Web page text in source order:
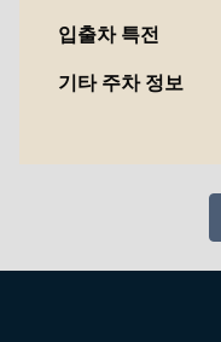
입출차 특전
기타 주차 정보